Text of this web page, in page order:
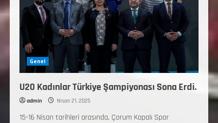
Genel
U20 Kadınlar Türkiye Şampiyonası Sona Erdi.
admin Nisan 21, 2025
15-16 Nisan tarihleri arasında, Çorum Kapalı Spor